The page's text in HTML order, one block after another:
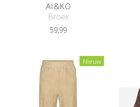
AI&KO
Broek
59,99
Nieuw